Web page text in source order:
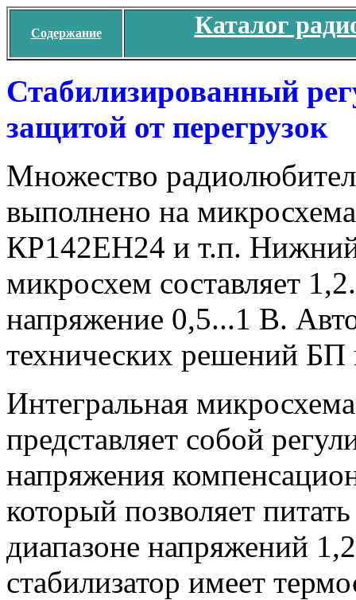
Содержание Каталог
Стабилизированный
защитой от перегрузок
Множество
выполнено на
КР142ЕН24 и т.п. Нижний
микросхем составляет
напряжение 0,5...1 В.
технических решений БП
Интегральная
представляет собой
напряжения
который позволяет
диапазоне напряжений
стабилизатор имеет